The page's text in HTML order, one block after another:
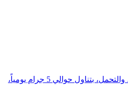
كرياتين "ماصل شو" (Muscle Show) هو مكمل من نوع الكرياتين مونوهيدرات يأتي بعبوة 300 جرام، توفر 60 جرعة (سكوب)، وهو مصمم لزيادة القوة البدنية، كتلة العضلات، والتحمل، بتناول حوالي 5 جرام يومياً،